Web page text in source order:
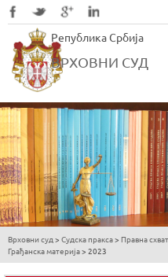
to
main
Република Србија
ВРХОВНИ СУД
You
Врховни суд > Судска пракса> Правна
Грађанска материја> 2023